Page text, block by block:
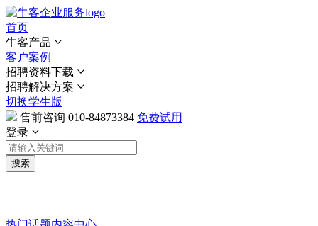
首页
牛客产品
客户案例
招聘资料下载
招聘解决方案
切换学生版
售前咨询 010-84873384 免费试用
登录
搜索